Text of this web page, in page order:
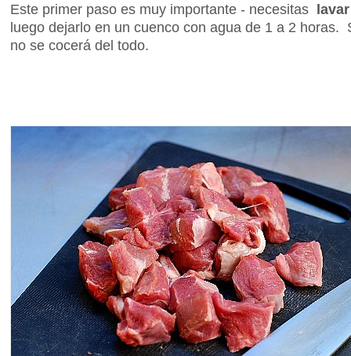
Este primer paso es muy importante - necesitas
luego dejarlo en un cuenco con agua de 1 a 2 horas.
no se cocerá del todo.